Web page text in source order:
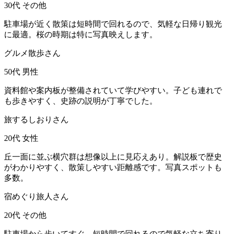
30代 その他
駐車場が近く散策は短時間で回れるので、気軽な日帰り観光
に最適。桜の時期は特に写真映えします。
グルメ散歩さん
50代 男性
資料館や案内板が整備されていて学びやすい。子ども連れで
も歩きやすく、史跡の説明が丁寧でした。
旅するしおりさん
20代 女性
丘一面に並ぶ横穴群は想像以上に見応えあり。解説板で歴史
がわかりやすく、散策しやすい距離感です。写真スポットも
多数。
宿めぐり旅人さん
20代 その他